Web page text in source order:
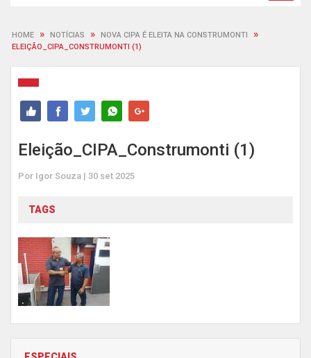
HOME » NOTÍCIAS » NOVA CIPA É ELEITA NA CONSTRUMONTI »
ELEIÇÃO_CIPA_CONSTRUMONTI (1)
Eleição_CIPA_Construmonti (1)
Por Igor Souza | 30 set 2025
TAGS